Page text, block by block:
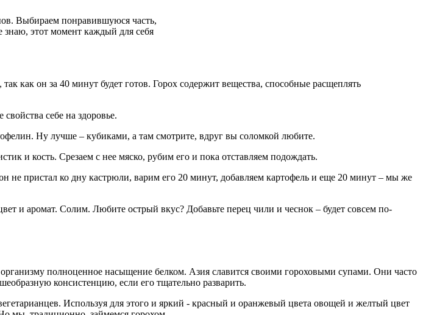
Выбираем понравившуюся часть,
этот момент каждый для себя
так как он за 40 минут будет готов. Горох содержит вещества, способные расщеплять
себе на здоровье.
Ну лучше – кубиками, а там смотрите, вдруг вы соломкой любите.
и кость. Срезаем с нее мяско, рубим его и пока отставляем подождать.
не пристал ко дну кастрюли, варим его 20 минут, добавляем картофель и еще 20 минут – мы же
и аромат. Солим. Любите острый вкус? Добавьте перец чили и чеснок – будет совсем по-
полноценное насыщение белком. Азия славится своими гороховыми супами. Они часто
консистенцию, если его тщательно разварить.
Используя для этого и яркий - красный и оранжевый цвета овощей и желтый цвет